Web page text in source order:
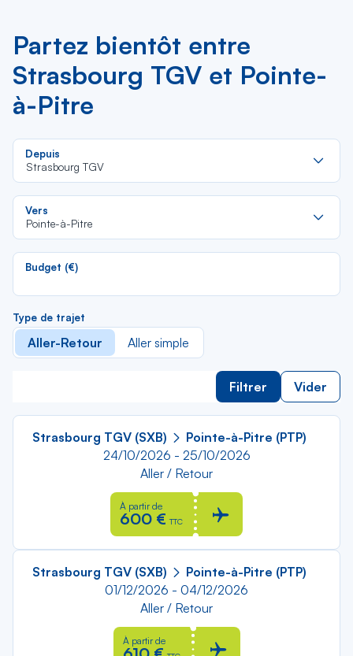
Partez bientôt entre
Strasbourg TGV et Pointe-
à-Pitre
Depuis
Strasbourg TGV
Vers
Pointe-à-Pitre
Budget (€)
Type de trajet
Aller-Retour Aller simple
Filtrer Vider
Strasbourg TGV (SXB)
Pointe-à-Pitre (PTP)
24/10/2026 - 25/10/2026
Aller / Retour
À partir de
600 € TTC
Strasbourg TGV (SXB)
Pointe-à-Pitre (PTP)
01/12/2026 - 04/12/2026
Aller / Retour
À partir de